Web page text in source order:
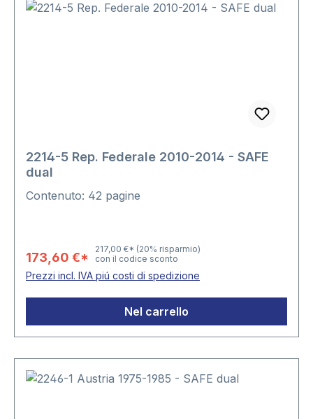
2214-5 Rep. Federale 2010-2014 - SAFE
dual
Contenuto: 42 pagine
173,60 €*
217,00 €* (20% risparmio)
con il codice sconto
Prezzi incl. IVA piú costi di spedizione
Nel carrello